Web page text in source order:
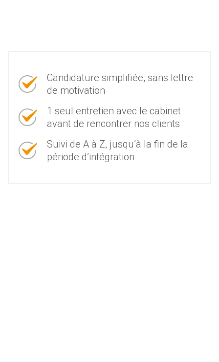
Candidature simplifiée, sans lettre
de motivation
1 seul entretien avec le cabinet
avant de rencontrer nos clients
Suivi de A à Z, jusqu’à la fin de la
période d’intégration